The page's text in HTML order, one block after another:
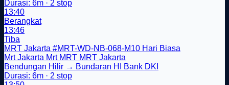
Durasi: 6m · 2 stop
13:40
Berangkat
13:46
Tiba
MRT Jakarta #MRT-WD-NB-068-M10 Hari Biasa
Mrt Jakarta Mrt MRT MRT Jakarta
Bendungan Hilir → Bundaran HI Bank DKI
Durasi: 6m · 2 stop